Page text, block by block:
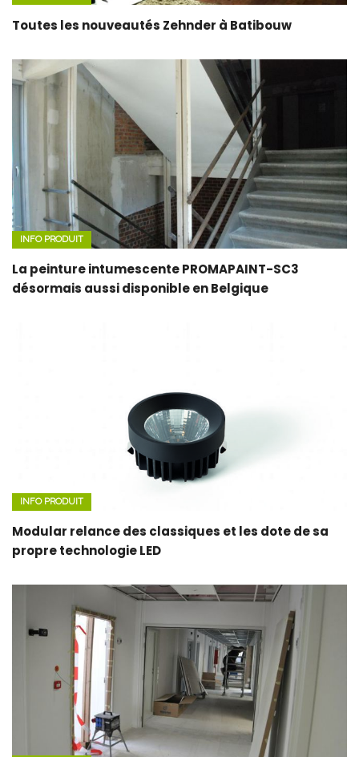
Toutes les nouveautés Zehnder à Batibouw
INFO PRODUIT
La peinture intumescente PROMAPAINT-SC3
désormais aussi disponible en Belgique
INFO PRODUIT
Modular relance des classiques et les dote de sa
propre technologie LED